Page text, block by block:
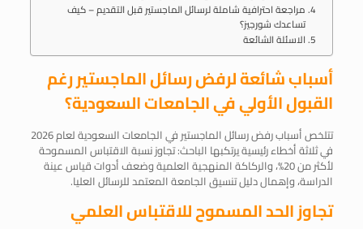
مراجعة احترافية شاملة لرسائل الماجستير قبل التقديم – كيف
تساعدك شورجيز؟
الاسئلة الشائعة
أسباب شائعة لرفض رسائل الماجستير رغم
القبول الأولي في الجامعات السعودية؟
تتلخص أسباب رفض رسائل الماجستير في الجامعات السعودية لعام 2026
في ثلاثة أخطاء رئيسية يرتكبها الباحث: تجاوز نسبة الاقتباس المسموحة
لأكثر من 20%، والركاكة المنهجية العلمية وضعف أدوات قياس عينة
الدراسة، وإهمال دليل تنسيق الجامعة المعتمد للرسائل العليا.
تجاوز الحد المسموح للاقتباس العلمي